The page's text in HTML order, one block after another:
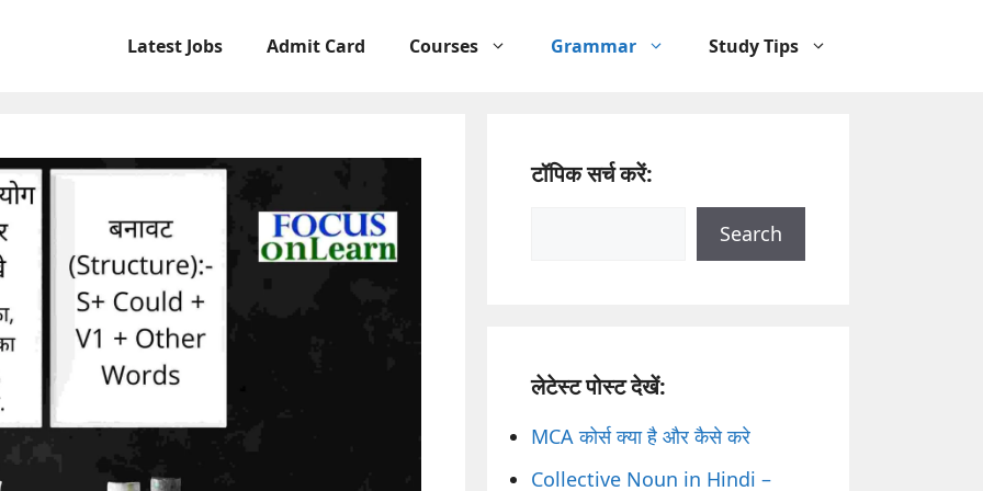
Latest Jobs Admit Card Courses Grammar Study Tips
टॉपिक सर्च करें:
Search
लेटेस्ट पोस्ट देखें:
MCA कोर्स क्या है और कैसे करे
Collective Noun in Hindi –